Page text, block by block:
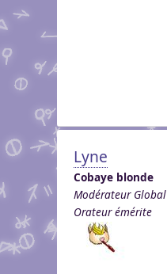
Lyne
Cobaye blonde
Modérateur Global
Orateur émérite